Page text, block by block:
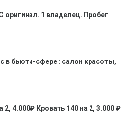
1 владелец. Пробег
в бьюти-сфере : салон красоты,
4.000₽ Кровать 140 на 2, 3.000 ₽